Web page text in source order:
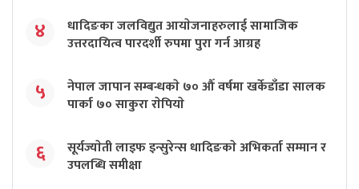
४
धादिङका जलविद्युत आयाेजनाहरुलाई सामाजिक
उत्तरदायित्व पारदर्शी रुपमा पुरा गर्न आग्रह
५
नेपाल जापान सम्बन्धकाे ७० औँ वर्षमा खर्केडाँडा सालक
पार्का ७० साकुरा राेपियाे
६
सूर्यज्याेती लाइफ इन्सुरेन्स धादिङकाे अभिकर्ता सम्मान र
उपलब्धि समीक्षा